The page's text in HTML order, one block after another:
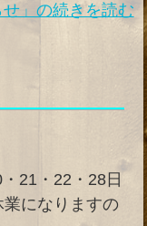
せ」の続きを読む
21・22・28日
になりますの